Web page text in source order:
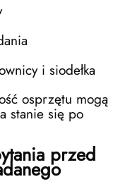
i siodełka
osprzętu mogą
stanie się po
przed